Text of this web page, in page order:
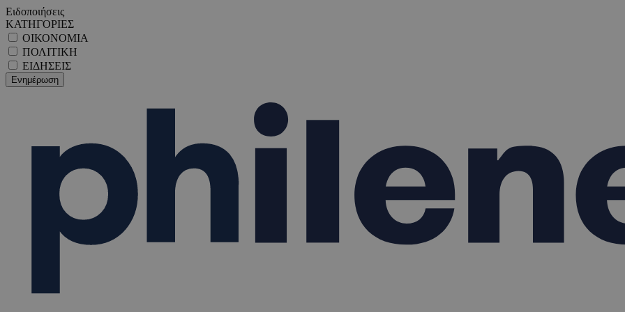
Ειδοποιήσεις
ΚΑΤΗΓΟΡΙΕΣ
ΟΙΚΟΝΟΜΙΑ
ΠΟΛΙΤΙΚΗ
ΕΙΔΗΣΕΙΣ